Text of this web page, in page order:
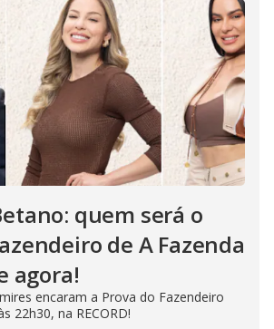
quem será o
de A Fazenda
agora!
encaram a Prova do Fazendeiro
22h30, na RECORD!